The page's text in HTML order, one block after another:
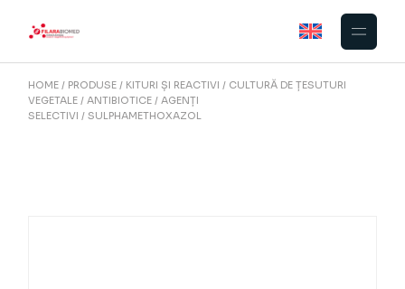
HOME PRODUSE KITURI ȘI REACTIVI
CULTURĂ DE ȚESUTURI
VEGETALE
ANTIBIOTICE / AGENȚI
SELECTIVI
SULPHAMETHOXAZOL